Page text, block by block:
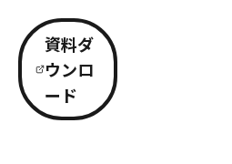
資料ダ
ウンロ
ード